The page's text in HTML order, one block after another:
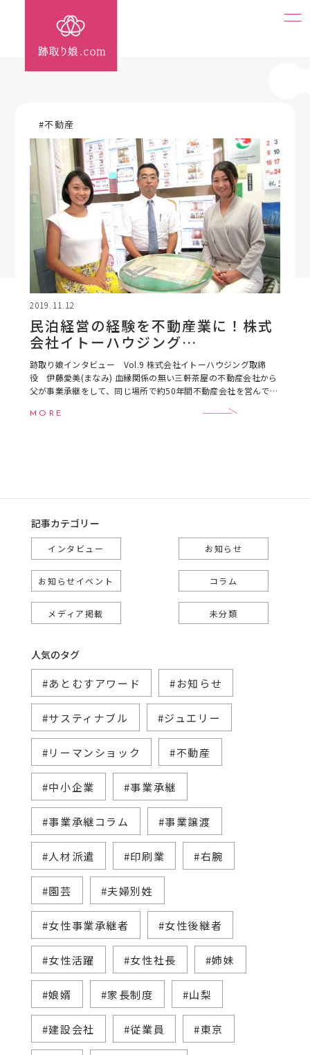
#不動産
2019.11.12
民泊経営の経験を不動産業に！株式
会社イトーハウジング
取締役 伊藤愛美(まなみ)さん
跡取り娘インタビュー Vol.9 株式会社イトーハウジング取締
役 伊藤愛美(まなみ) 血縁関係の無い三軒茶屋の不動産会社から
父が事業承継をして、同じ場所で約50年間不動産会社を営んでい
MORE
記事カテゴリー
インタビュー お知らせ
お知らせイベント コラム
メディア掲載 未分類
人気のタグ
#あとむすアワード #お知らせ
#サスティナブル #ジュエリー
#リーマンショック #不動産
#中小企業 #事業承継
#事業承継コラム #事業譲渡
#人材派遣 #印刷業 #右腕
#園芸 #夫婦別姓
#女性事業承継者 #女性後継者
#女性活躍 #女性社長 #姉妹
#娘婿 #家長制度 #山梨
#建設会社 #従業員 #東京